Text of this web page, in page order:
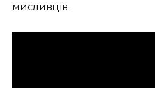
мисливців.